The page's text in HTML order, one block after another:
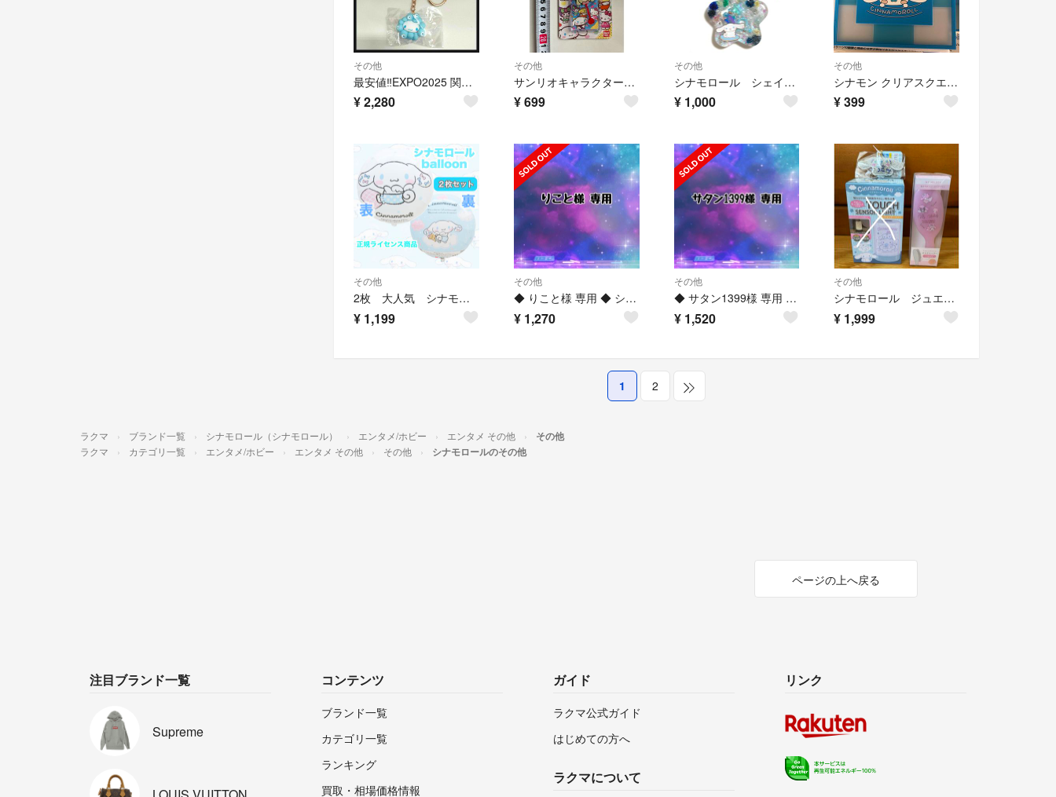
その他
最安値‼️EXPO2025 関西万博 サンリオ ミャクミャク シナモロール
¥2,280
その他
サンリオキャラクターズ チョコレートマスコットチャーム シナモロール
¥699
その他
シナモロール シェイカーキーホルダー シナモロールキーホルダー
¥ 1,000
その他
シナモン クリアスクエア グミ＆コースター
¥399
その他
2枚 大人気 シナモロール 風船 ヘリウムガス対応 誕生日 風船 飾り
¥ 1,199
その他
◆ りこと様 専用 ◆ シナモロールキーホルダー
¥ 1,270
その他
◆ サタン1399様 専用 ◆ シナモロールヘアゴム すみっコぐらしヘアゴム
¥ 1,520
その他
シナモロール ジュエリーマスコット マイメロ クロミ ヘアブラシ
¥ 1,999
1 2
ラクマ ブランド一覧 シナモロール（シナモロール） エンタメ/ホビー エンタメ その他 その他
ラクマ カテゴリ一覧 エンタメ/ホビー エンタメ その他 その他 シナモロールのその他
ページの上へ戻る
注目ブランド一覧
Supreme
コンテンツ
ブランド一覧
カテゴリ一覧
ランキング
買取・相場価格情報
ガイド
ラクマ公式ガイド
はじめての方へ
ラクマについて
リンク